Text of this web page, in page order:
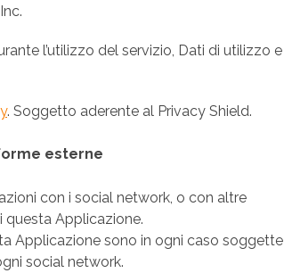
l’utilizzo del servizio, Dati di utilizzo e
. Soggetto aderente al Privacy Shield.
esterne
con i social network, o con altre
Applicazione.
Applicazione sono in ogni caso soggette
social network.